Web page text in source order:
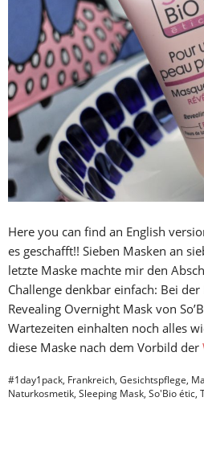
Here you can find an English
es geschafft!! Sieben Masken an
letzte Maske machte mir den
Challenge denkbar einfach: Bei
Revealing Overnight Mask von
Wartezeiten einhalten noch alles
diese Maske nach dem Vorbild der
#1day1pack, Frankreich, Gesichtspflege,
Naturkosmetik, Sleeping Mask, So'Bio étic,